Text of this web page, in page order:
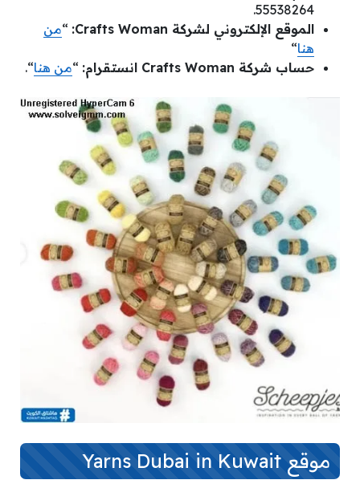
55538264.
الموقع الإلكتروني لشركة Crafts Woman:
“من
هنا“
حساب شركة Crafts Woman انستقرام:
“من هنا“.
موقع Yarns Dubai in Kuwait